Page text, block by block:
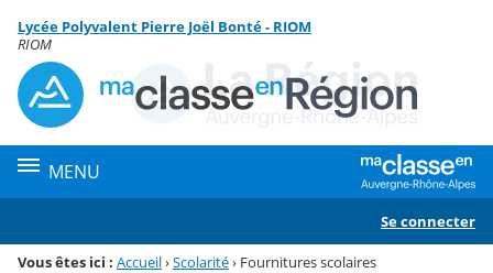
Menu de la rubrique
Contenu
Lycée Polyvalent Pierre Joël Bonté - RIOM
RIOM
MENU
Se connecter
Vous êtes ici : Accueil›Scolarité› Fournitures scolaires